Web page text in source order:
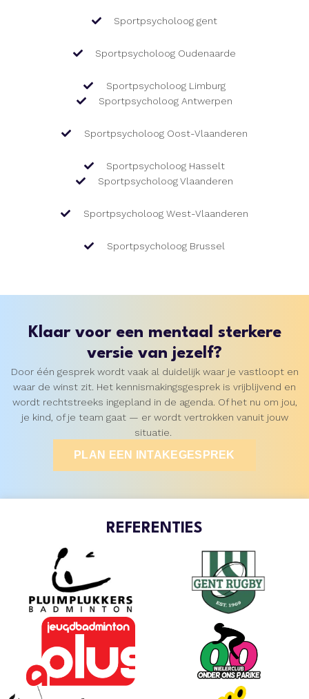
Sportpsycholoog gent
Sportpsycholoog Oudenaarde
Sportpsycholoog Limburg
Sportpsycholoog Antwerpen
Sportpsycholoog Oost-Vlaanderen
Sportpsycholoog Hasselt
Sportpsycholoog Vlaanderen
Sportpsycholoog West-Vlaanderen
Sportpsycholoog Brussel
Klaar voor een mentaal sterkere
versie van jezelf?
Door één gesprek wordt vaak al duidelijk waar je vastloopt en
waar de winst zit. Het kennismakingsgesprek is vrijblijvend en
wordt rechtstreeks ingepland in de agenda. Of het nu om jou,
je kind, of je team gaat — er wordt vertrokken vanuit jouw
situatie.
PLAN EEN INTAKEGESPREK
REFERENTIES